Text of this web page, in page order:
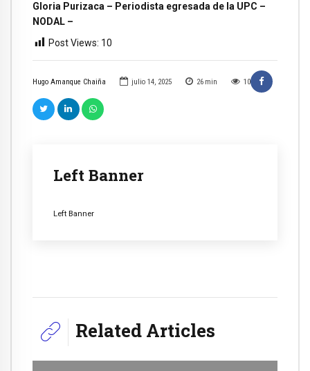
Hugo Amanque Chaiña julio 14, 2025 26 min 10
Left Banner
Left Banner
Gloria Purizaca – Periodista egresada de la UPC –
NODAL –
Post Views: 10
Related Articles